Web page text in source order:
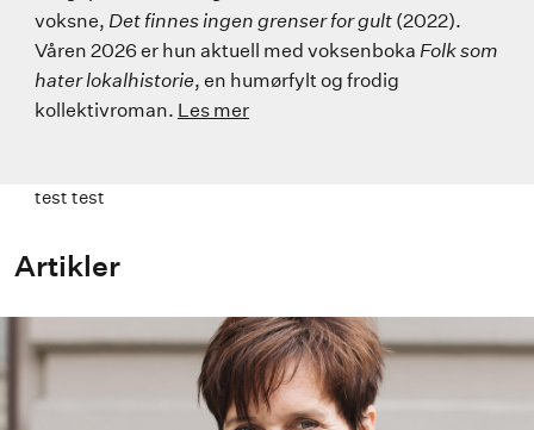
voksne, Det finnes ingen grenser for gult (2022).
Våren 2026 er hun aktuell med voksenboka Folk som
hater lokalhistorie, en humørfylt og frodig
kollektivroman. Les mer
test test
Artikler